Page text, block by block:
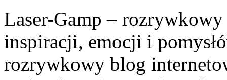
Laser-Gamp –
inspiracji, emocji i
rozrywkowy blog